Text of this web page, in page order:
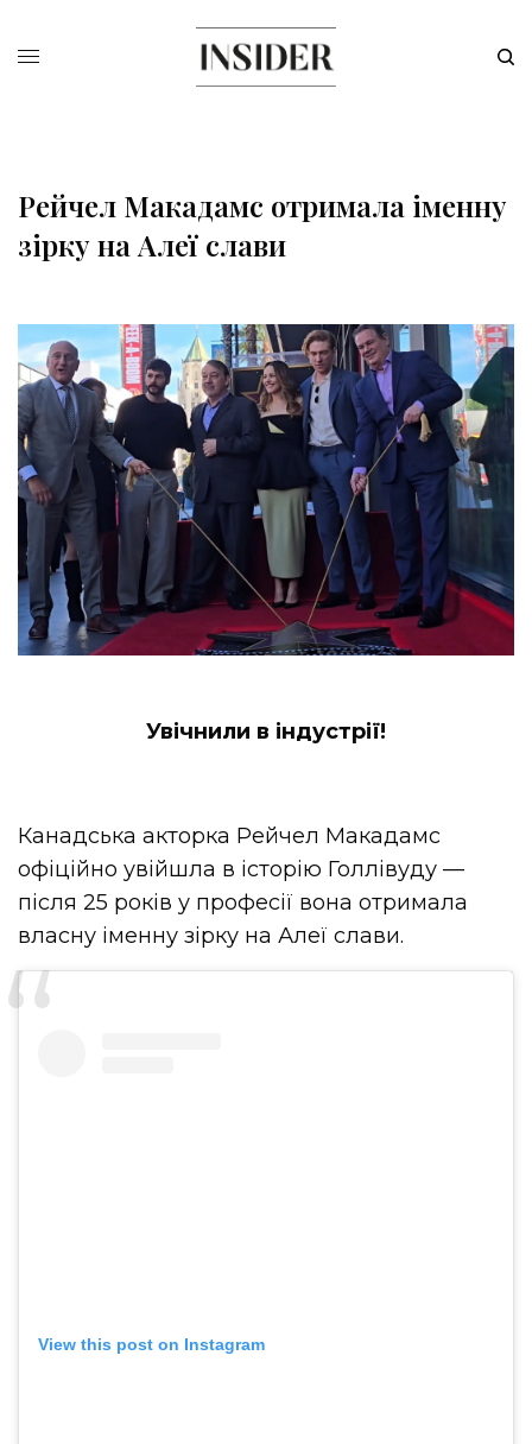
Рейчел Макадамс отримала іменну
зірку на Алеї слави
Увічнили в індустрії!
Канадська акторка Рейчел Макадамс
офіційно увійшла в історію Голлівуду —
після 25 років у професії вона отримала
власну іменну зірку на Алеї слави.
View this post on Instagram